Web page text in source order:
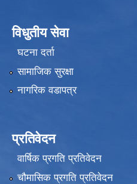
विधुतीय सेवा
घटना दर्ता
सामाजिक सुरक्षा
नागरिक वडापत्र
प्रतिवेदन
वार्षिक प्रगति प्रतिवेदन
चौमासिक प्रगति प्रतिवेदन